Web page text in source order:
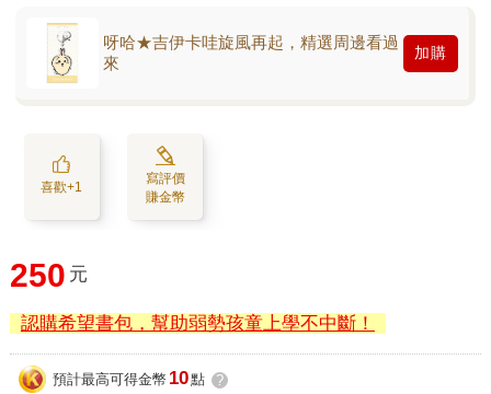
呀哈★吉伊卡哇旋風再起，精選周邊看過
來
加購
喜歡+1
寫評價
賺金幣
250 元
認購希望書包，幫助弱勢孩童上學不中斷！
預計最高可得金幣 10點 ?